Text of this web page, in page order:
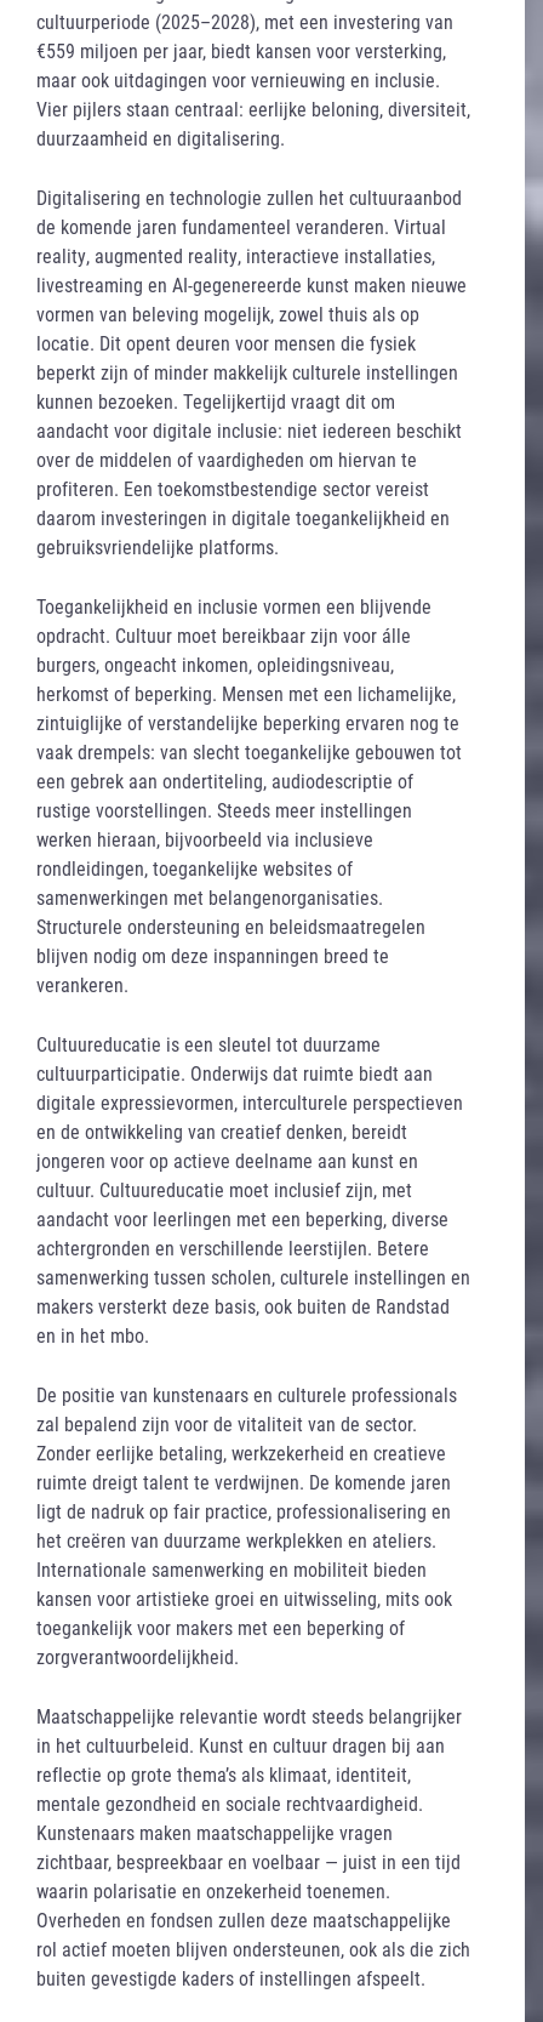
cultuurperiode (2025–2028), met een investering van
€559 miljoen per jaar, biedt kansen voor versterking,
maar ook uitdagingen voor vernieuwing en inclusie.
Vier pijlers staan centraal: eerlijke beloning, diversiteit,
duurzaamheid en digitalisering.
Digitalisering en technologie zullen het cultuuraanbod
de komende jaren fundamenteel veranderen. Virtual
reality, augmented reality, interactieve installaties,
livestreaming en AI-gegenereerde kunst maken nieuwe
vormen van beleving mogelijk, zowel thuis als op
locatie. Dit opent deuren voor mensen die fysiek
beperkt zijn of minder makkelijk culturele instellingen
kunnen bezoeken. Tegelijkertijd vraagt dit om
aandacht voor digitale inclusie: niet iedereen beschikt
over de middelen of vaardigheden om hiervan te
profiteren. Een toekomstbestendige sector vereist
daarom investeringen in digitale toegankelijkheid en
gebruiksvriendelijke platforms.
Toegankelijkheid en inclusie vormen een blijvende
opdracht. Cultuur moet bereikbaar zijn voor álle
burgers, ongeacht inkomen, opleidingsniveau,
herkomst of beperking. Mensen met een lichamelijke,
zintuiglijke of verstandelijke beperking ervaren nog te
vaak drempels: van slecht toegankelijke gebouwen tot
een gebrek aan ondertiteling, audiodescriptie of
rustige voorstellingen. Steeds meer instellingen
werken hieraan, bijvoorbeeld via inclusieve
rondleidingen, toegankelijke websites of
samenwerkingen met belangenorganisaties.
Structurele ondersteuning en beleidsmaatregelen
blijven nodig om deze inspanningen breed te
verankeren.
Cultuureducatie is een sleutel tot duurzame
cultuurparticipatie. Onderwijs dat ruimte biedt aan
digitale expressievormen, interculturele perspectieven
en de ontwikkeling van creatief denken, bereidt
jongeren voor op actieve deelname aan kunst en
cultuur. Cultuureducatie moet inclusief zijn, met
aandacht voor leerlingen met een beperking, diverse
achtergronden en verschillende leerstijlen. Betere
samenwerking tussen scholen, culturele instellingen en
makers versterkt deze basis, ook buiten de Randstad
en in het mbo.
De positie van kunstenaars en culturele professionals
zal bepalend zijn voor de vitaliteit van de sector.
Zonder eerlijke betaling, werkzekerheid en creatieve
ruimte dreigt talent te verdwijnen. De komende jaren
ligt de nadruk op fair practice, professionalisering en
het creëren van duurzame werkplekken en ateliers.
Internationale samenwerking en mobiliteit bieden
kansen voor artistieke groei en uitwisseling, mits ook
toegankelijk voor makers met een beperking of
zorgverantwoordelijkheid.
Maatschappelijke relevantie wordt steeds belangrijker
in het cultuurbeleid. Kunst en cultuur dragen bij aan
reflectie op grote thema’s als klimaat, identiteit,
mentale gezondheid en sociale rechtvaardigheid.
Kunstenaars maken maatschappelijke vragen
zichtbaar, bespreekbaar en voelbaar — juist in een tijd
waarin polarisatie en onzekerheid toenemen.
Overheden en fondsen zullen deze maatschappelijke
rol actief moeten blijven ondersteunen, ook als die zich
buiten gevestigde kaders of instellingen afspeelt.